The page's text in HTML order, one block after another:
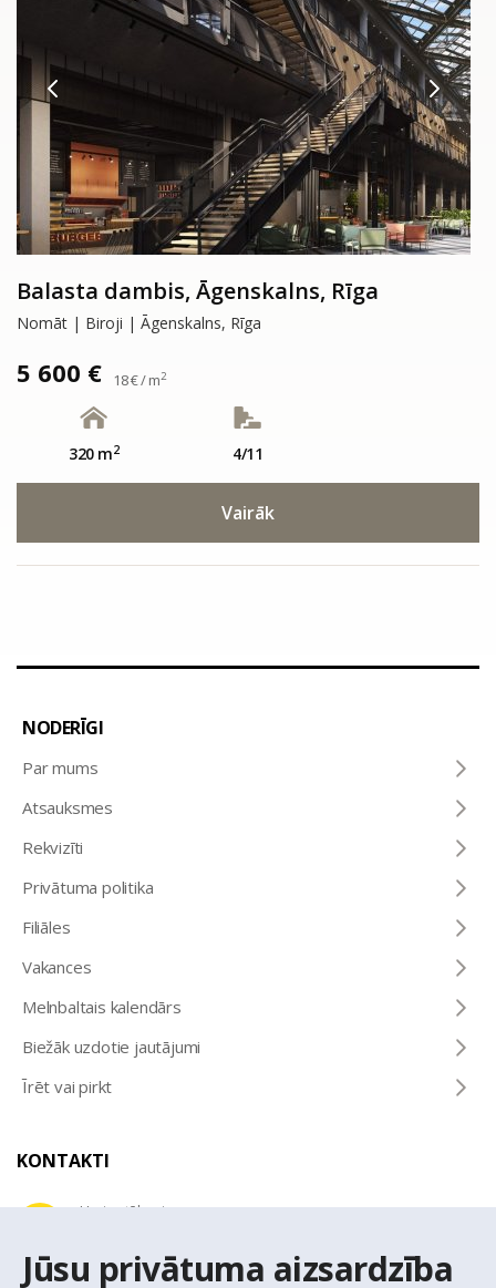
Jūsu privātuma aizsardzība
Balasta dambis, Āgenskalns, Rīga
Nomāt | Biroji | Āgenskalns, Rīga
5 600 € 18 € / m2
320 m2 4/11
Vairāk
NODERĪGI
Par mums
Atsauksmes
Rekvizīti
Privātuma politika
Filiāles
Vakances
Melnbaltais kalendārs
Biežāk uzdotie jautājumi
Īrēt vai pirkt
KONTAKTI
Uzziņu tālrunis